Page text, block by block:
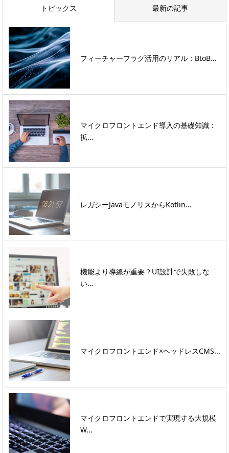
トピックス 最新の記事
フィーチャーフラグ活用のリアル：BtoB...
マイクロフロントエンド導入の基礎知識：
拡...
レガシーJavaモノリスからKotlin...
機能より導線が重要？UI設計で失敗しな
い...
マイクロフロントエンド×ヘッドレスCMS...
マイクロフロントエンドで実現する大規模
W...